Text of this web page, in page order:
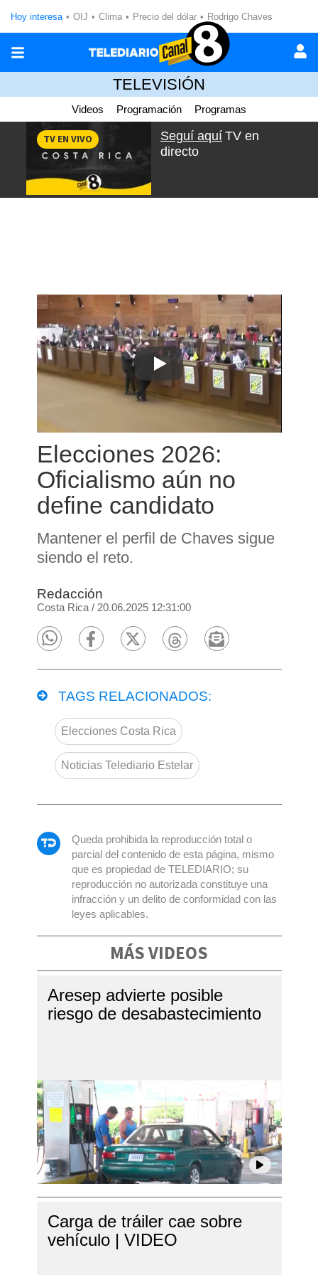
Hoy interesa OIJ Clima Precio del dólar Rodrigo Chaves
TELEVISIÓN
Videos Programación Programas
Seguí aquí TV en
directo
TV EN VIVO
Elecciones 2026:
Oficialismo aún no
define candidato
Mantener el perfil de Chaves sigue
siendo el reto.
Redacción
Costa Rica/ 20.06.2025 12:31:00
TAGS RELACIONADOS:
Elecciones Costa Rica
Noticias Telediario Estelar
Queda prohibida la reproducción total o
parcial del contenido de esta página, mismo
que es propiedad de TELEDIARIO; su
reproducción no autorizada constituye una
infracción y un delito de conformidad con las
leyes aplicables.
MÁS VIDEOS
Aresep advierte posible
riesgo de desabastecimiento
Carga de tráiler cae sobre
vehículo | VIDEO